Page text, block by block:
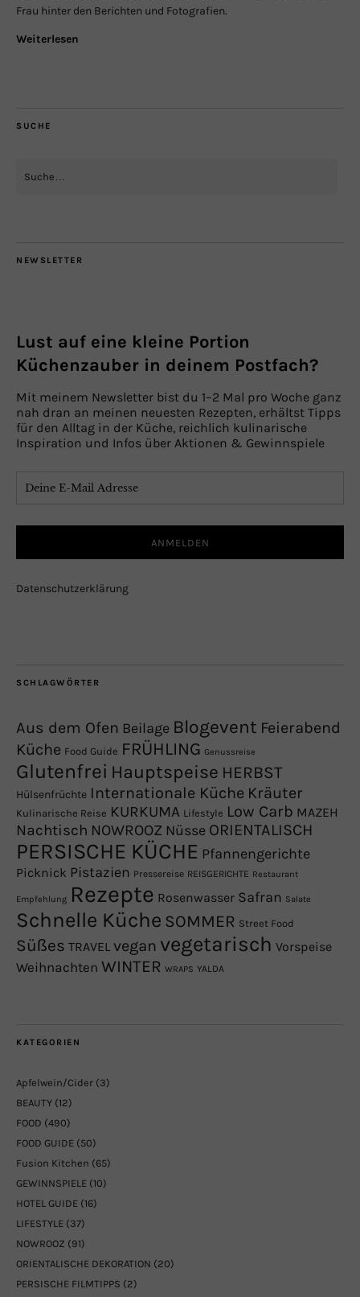
Frau hinter den Berichten und Fotografien.
Weiterlesen
SUCHE
NEWSLETTER
Lust auf eine kleine Portion
Küchenzauber in deinem Postfach?
Mit meinem Newsletter bist du 1–2 Mal pro Woche ganz
nah dran an meinen neuesten Rezepten, erhältst Tipps
für den Alltag in der Küche, reichlich kulinarische
Inspiration und Infos über Aktionen & Gewinnspiele
Datenschutzerklärung
SCHLAGWÖRTER
Aus dem Ofen Beilage Blogevent Feierabend
Küche Food Guide FRÜHLING Genussreise
Glutenfrei Hauptspeise HERBST
Hülsenfrüchte Internationale Küche Kräuter
Kulinarische Reise KURKUMA Lifestyle Low Carb MAZEH
Nachtisch NOWROOZ Nüsse ORIENTALISCH
PERSISCHE KÜCHE Pfannengerichte
Picknick Pistazien Pressereise REISGERICHTE Restaurant
Empfehlung Rezepte Rosenwasser Safran Salate
Schnelle Küche SOMMER Street Food
Süßes TRAVEL vegan vegetarisch Vorspeise
Weihnachten WINTER WRAPS YALDA
KATEGORIEN
Apfelwein/Cider (3)
BEAUTY (12)
FOOD (490)
FOOD GUIDE (50)
Fusion Kitchen (65)
GEWINNSPIELE (10)
HOTEL GUIDE (16)
LIFESTYLE (37)
NOWROOZ (91)
ORIENTALISCHE DEKORATION (20)
PERSISCHE FILMTIPPS (2)